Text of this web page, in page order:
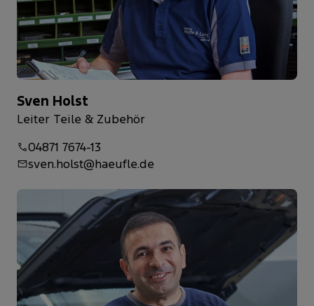
Sven Holst
Leiter Teile & Zubehör
04871 7674-13
sven.holst@haeufle.de